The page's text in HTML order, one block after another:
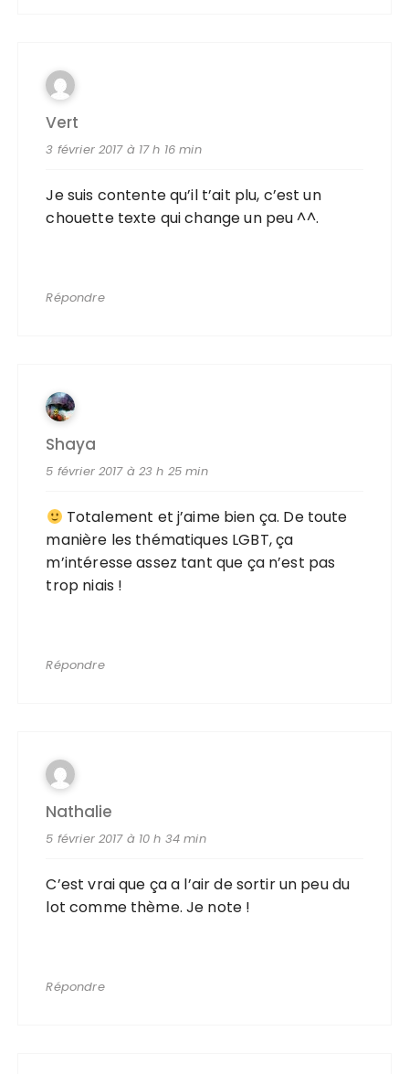
Vert
3 février 2017 à 17 h 16 min
Je suis contente qu’il t’ait plu, c’est un
chouette texte qui change un peu ^^.
Répondre
Shaya
5 février 2017 à 23 h 25 min
Totalement et j’aime bien ça. De toute
manière les thématiques LGBT, ça
m’intéresse assez tant que ça n’est pas
trop niais !
Répondre
Nathalie
5 février 2017 à 10 h 34 min
C’est vrai que ça a l’air de sortir un peu du
lot comme thème. Je note !
Répondre